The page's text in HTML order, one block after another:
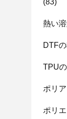
(83)
熱い
DTF
TPU
ポリ
ポリ